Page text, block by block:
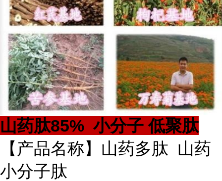
山药肽85% 小分子 低聚肽
【产品名称】山药多肽 山药
小分子肽